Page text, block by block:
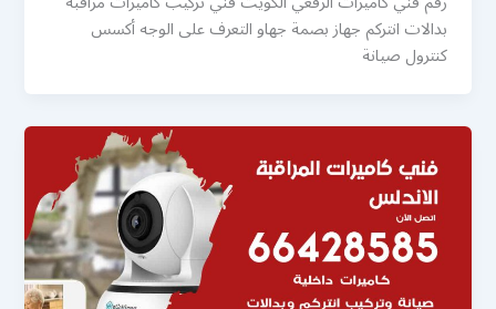
بدالات انتركم جهاز بصمة جهاو التعرف على الوجه أكسس
كنترول صيانة